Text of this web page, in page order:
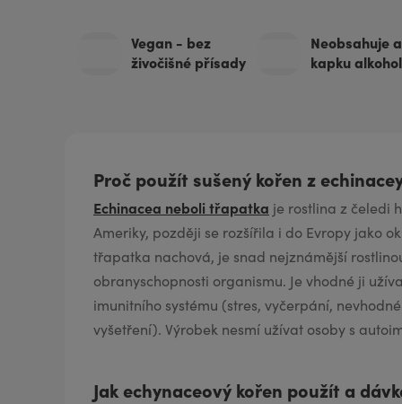
Vegan - bez
živočišné přísady
Neobsahuje
kapku
Proč použít sušený kořen z
Echinacea neboli třapatka je rostlina z čeledi
Ameriky, později se rozšířila i do Evropy jako
třapatka nachová, je snad nejznámější
obranyschopnosti organismu. Je vhodné ji
imunitního systému (stres, vyčerpání,
vyšetření). Výrobek nesmí užívat osoby s
Jak echynaceový kořen použít a